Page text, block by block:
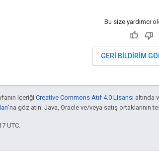
Bu size yardımcı
GERI BILDIRIM
içeriği Creative Commons Atıf 4.0 Lisansı altında
'na göz atın. Java, Oracle ve/veya satış ortaklarının
UTC.